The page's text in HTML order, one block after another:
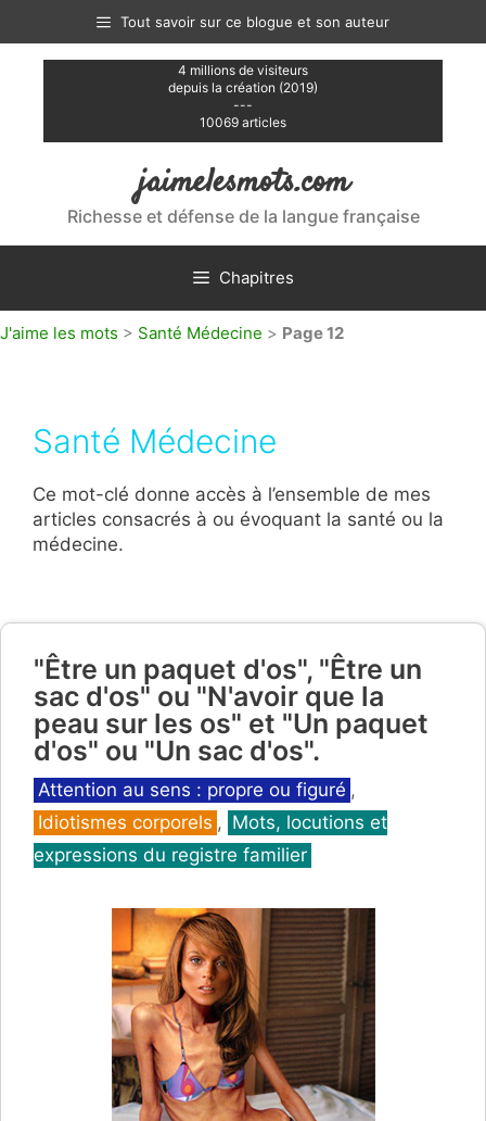
contenu
Tout savoir sur ce blogue et son auteur
4 millions de visiteurs
depuis la création (2019)
---
10069 articles
jaimelesmots.com
Richesse et défense de la langue française
Chapitres
J'aime les mots > Santé Médecine > Page 12
Santé Médecine
Ce mot-clé donne accès à l’ensemble de mes
articles consacrés à ou évoquant la santé ou la
médecine.
"Être un paquet d'os", "Être un
sac d'os" ou "N'avoir que la
peau sur les os" et "Un paquet
d'os" ou "Un sac d'os".
Catégories
Attention au sens : propre ou figuré ,
Idiotismes corporels , Mots, locutions et
expressions du registre familier